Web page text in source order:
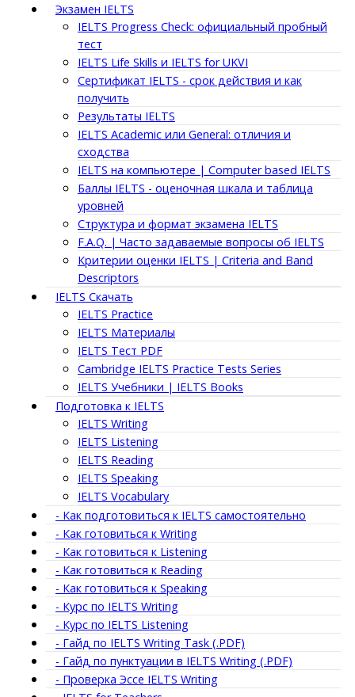
Экзамен IELTS
IELTS Progress Check: официальный пробный
тест
IELTS Life Skills и IELTS for UKVI
Сертификат IELTS - срок действия и как
получить
Результаты IELTS
IELTS Academic или General: отличия и
сходства
IELTS на компьютере | Computer based IELTS
Баллы IELTS - оценочная шкала и таблица
уровней
Структура и формат экзамена IELTS
F.A.Q. | Часто задаваемые вопросы об IELTS
Критерии оценки IELTS | Criteria and Band
Descriptors
IELTS Скачать
IELTS Practice
IELTS Материалы
IELTS Тест PDF
Cambridge IELTS Practice Tests Series
IELTS Учебники | IELTS Books
Подготовка к IELTS
IELTS Writing
IELTS Listening
IELTS Reading
IELTS Speaking
IELTS Vocabulary
- Как подготовиться к IELTS самостоятельно
- Как готовиться к Writing
- Как готовиться к Listening
- Как готовиться к Reading
- Как готовиться к Speaking
- Курс по IELTS Writing
- Курс по IELTS Listening
- Гайд по IELTS Writing Task (.PDF)
- Гайд по пунктуации в IELTS Writing (.PDF)
- Проверка Эссе IELTS Writing